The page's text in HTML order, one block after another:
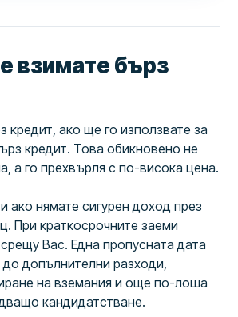
взимате бърз
кредит, ако ще го използвате за
кредит. Това обикновено не
а го прехвърля с по-висока цена.
ако нямате сигурен доход през
При краткосрочните заеми
Вас. Една пропусната дата
допълнителни разходи,
на вземания и още по-лоша
кандидатстване.